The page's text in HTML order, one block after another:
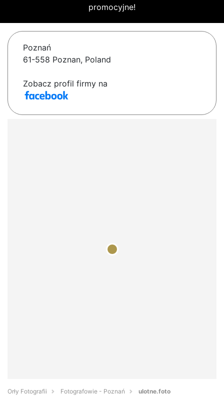
promocyjne!
Poznań
61-558 Poznan, Poland
Zobacz profil firmy na
Orły Fotografii Fotografowie - Poznań ulotne.foto